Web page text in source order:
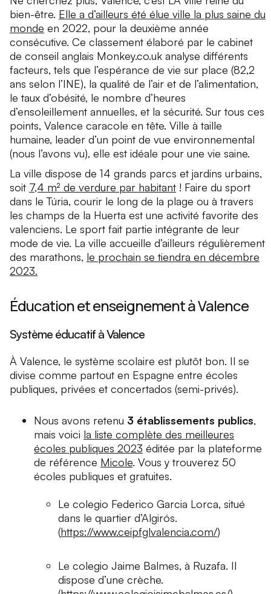
bien-être. Elle a d’ailleurs été élue ville la plus saine du
monde en 2022, pour la deuxième année
consécutive. Ce classement élaboré par le cabinet
de conseil anglais Monkey.co.uk analyse différents
facteurs, tels que l’espérance de vie sur place (82,2
ans selon l’INE), la qualité de l’air et de l’alimentation,
le taux d’obésité, le nombre d’heures
d’ensoleillement annuelles, et la sécurité. Sur tous ces
points, Valence caracole en tête. Ville à taille
humaine, leader d’un point de vue environnemental
(nous l’avons vu), elle est idéale pour une vie saine.
La ville dispose de 14 grands parcs et jardins urbains,
soit 7,4 m² de verdure par habitant ! Faire du sport
dans le Túria, courir le long de la plage ou à travers
les champs de la Huerta est une activité favorite des
valenciens. Le sport fait partie intégrante de leur
mode de vie. La ville accueille d’ailleurs régulièrement
des marathons, le prochain se tiendra en décembre
2023.
Éducation et enseignement à Valence
Système éducatif à Valence
À Valence, le système scolaire est plutôt bon. Il se
divise comme partout en Espagne entre écoles
publiques, privées et concertados (semi-privés).
Nous avons retenu 3 établissements publics,
mais voici la liste complète des meilleures
écoles publiques 2023 éditée par la plateforme
de référence Micole. Vous y trouverez 50
écoles publiques et gratuites.
Le colegio Federico Garcia Lorca, situé
dans le quartier d’Algirós.
(https://www.ceipfglvalencia.com/)
Le colegio Jaime Balmes, à Ruzafa. Il
dispose d’une crèche.